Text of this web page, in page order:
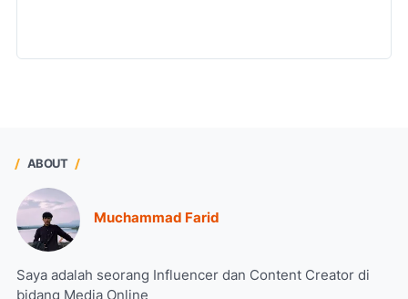
ABOUT
Muchammad Farid
Saya adalah seorang Influencer dan Content Creator di
bidang Media Online